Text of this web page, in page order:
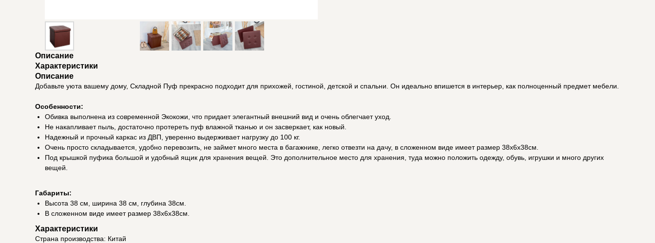
Описание
Характеристики
Описание
Добавьте уюта вашему дому, Складной Пуф прекрасно подходит для прихожей, гостиной, детской и спальни. Он идеально впишется в интерьер, как полноценный предмет мебели.
Особенности:
Обивка выполнена из современной Экокожи, что придает элегантный внешний вид и очень облегчает уход.
Не накапливает пыль, достаточно протереть пуф влажной тканью и он засверкает, как новый.
Надежный и прочный каркас из ДВП, уверенно выдерживает нагрузку до 100 кг.
Очень просто складывается, удобно перевозить, не займет много места в багажнике, легко отвезти на дачу, в сложенном виде имеет размер 38х6х38см.
Под крышкой пуфика большой и удобный ящик для хранения вещей. Это дополнительное место для хранения, туда можно положить одежду, обувь, игрушки и много других
вещей.
Габариты:
Высота 38 см, ширина 38 см, глубина 38см.
В сложенном виде имеет размер 38х6х38см.
Характеристики
Страна производства: Китай